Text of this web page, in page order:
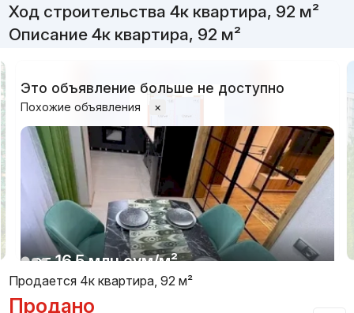
Ход строительства 4к квартира, 92 м²
Описание 4к квартира, 92 м²
Это объявление больше не доступно
Похожие объявления ×
от16.5 млн сум/м²
Сдан,Rieltor16
1/11
Продается 4к квартира, 92 м²
Продано